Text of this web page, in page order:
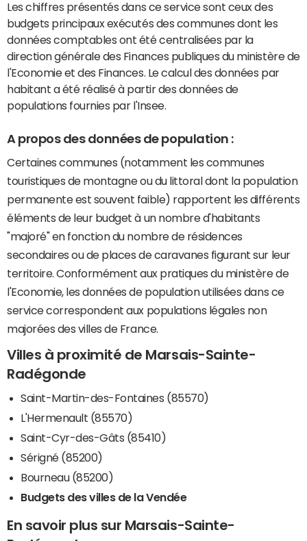
Les chiffres présentés dans ce service sont ceux des
budgets principaux exécutés des communes dont les
données comptables ont été centralisées par la
direction générale des Finances publiques du ministère de
l'Economie et des Finances. Le calcul des données par
habitant a été réalisé à partir des données de
populations fournies par l'Insee.
A propos des données de population :
Certaines communes (notamment les communes
touristiques de montagne ou du littoral dont la population
permanente est souvent faible) rapportent les différents
éléments de leur budget à un nombre d'habitants
"majoré" en fonction du nombre de résidences
secondaires ou de places de caravanes figurant sur leur
territoire. Conformément aux pratiques du ministère de
l'Economie, les données de population utilisées dans ce
service correspondent aux populations légales non
majorées des villes de France.
Villes à proximité de Marsais-Sainte-
Radégonde
Saint-Martin-des-Fontaines (85570)
L'Hermenault (85570)
Saint-Cyr-des-Gâts (85410)
Sérigné (85200)
Bourneau (85200)
Budgets des villes de la Vendée
En savoir plus sur Marsais-Sainte-